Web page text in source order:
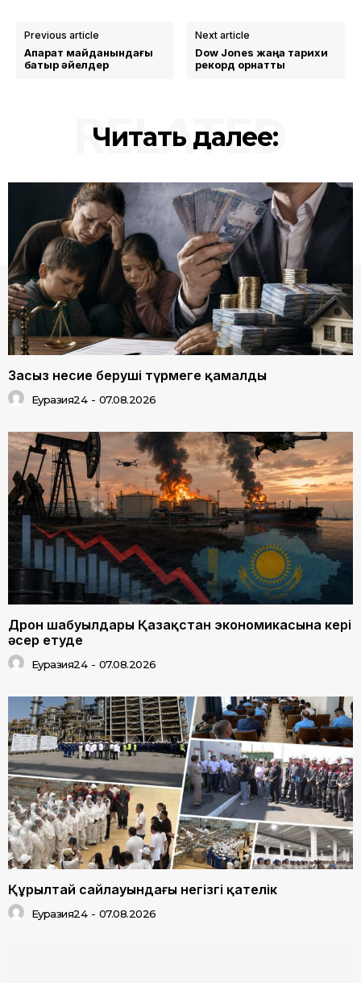
Previous article
Ақпарат майданындағы
батыр әйелдер
Next article
Dow Jones жаңа тарихи
рекорд орнатты
Читать далее:
RELATED
Заңсыз несие беруші түрмеге қамалды
Еуразия24 - 07.08.2026
Дрон шабуылдары Қазақстан экономикасына кері
әсер етуде
Еуразия24 - 07.08.2026
Құрылтай сайлауындағы негізгі қателік
Еуразия24 - 07.08.2026